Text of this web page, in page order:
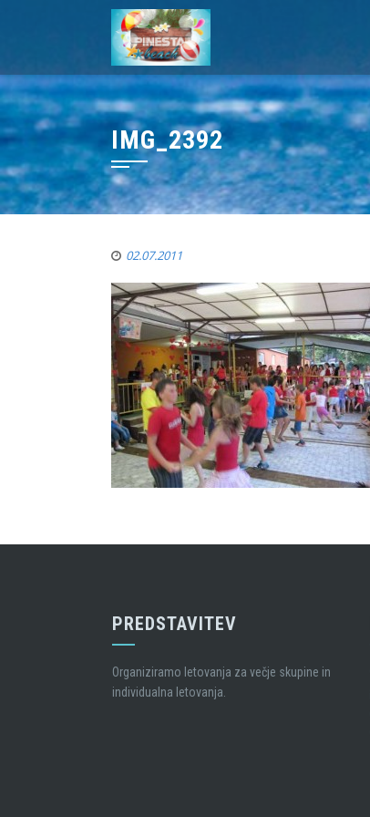
IMG_2392
02.07.2011
PREDSTAVITEV
Organiziramo letovanja za večje skupine in
individualna letovanja.